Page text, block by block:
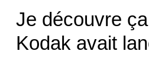
Je découvre
Kodak avait